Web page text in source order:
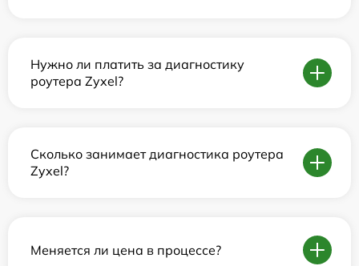
Нужно ли платить за диагностику
роутера Zyxel?
Сколько занимает диагностика роутера
Zyxel?
Меняется ли цена в процессе?